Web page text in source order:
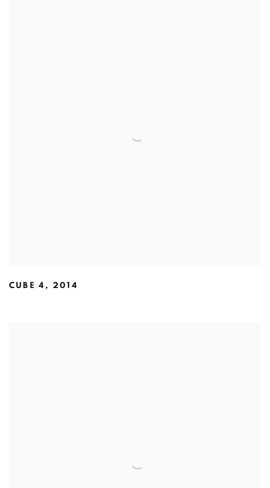
CUBE 4 , 2014